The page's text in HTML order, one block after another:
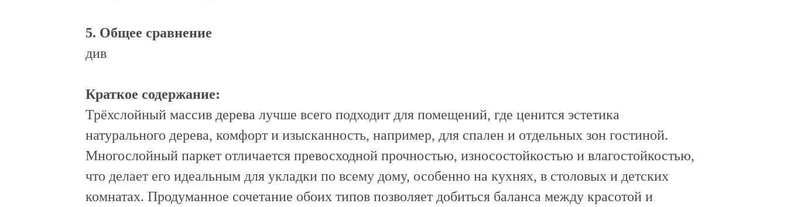
5. Общее сравнение
див
Краткое содержание:
Трёхслойный массив дерева лучше всего подходит для помещений, где ценится эстетика
натурального дерева, комфорт и изысканность, например, для спален и отдельных зон гостиной.
Многослойный паркет отличается превосходной прочностью, износостойкостью и влагостойкостью,
что делает его идеальным для укладки по всему дому, особенно на кухнях, в столовых и детских
комнатах. Продуманное сочетание обоих типов позволяет добиться баланса между красотой и